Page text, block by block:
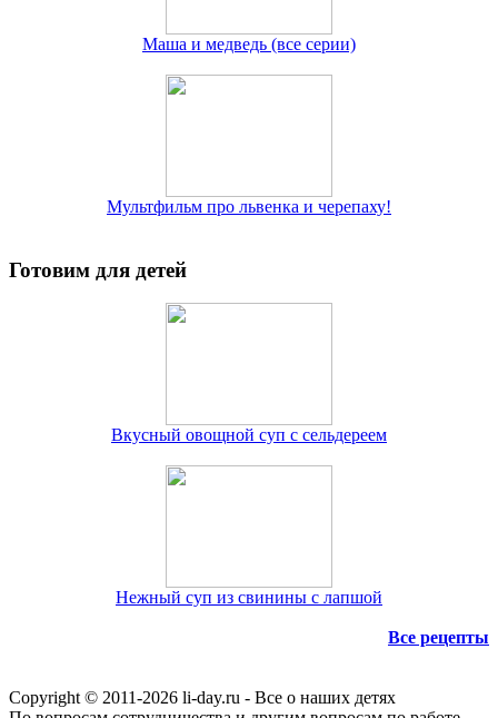
Маша и медведь (все серии)
Мультфильм про львенка и черепаху!
Готовим для детей
Вкусный овощной суп с сельдереем
Нежный суп из свинины с лапшой
Все рецепты
Copyright © 2011-2026 li-day.ru - Все о наших детях